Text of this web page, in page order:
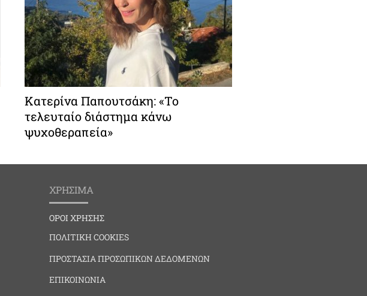
Κατερίνα Παπουτσάκη: «Το
τελευταίο διάστημα κάνω
ψυχοθεραπεία»
ΧΡΗΣΙΜΑ
ΟΡΟΙ ΧΡΗΣΗΣ
ΠΟΛΙΤΙΚΗ COOKIES
ΠΡΟΣΤΑΣΙΑ ΠΡΟΣΩΠΙΚΩΝ ΔΕΔΟΜΕΝΩΝ
ΕΠΙΚΟΙΝΩΝΙΑ